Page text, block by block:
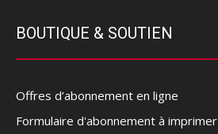
BOUTIQUE & SOUTIEN
Offres d’abonnement en ligne
Formulaire d'abonnement à imprimer